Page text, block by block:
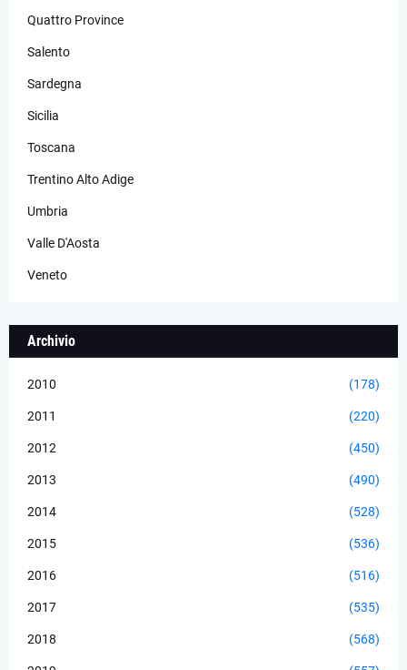
Quattro Province
Salento
Sardegna
Sicilia
Toscana
Trentino Alto Adige
Umbria
Valle D'Aosta
Veneto
Archivio
2010 (178)
2011 (220)
2012 (450)
2013 (490)
2014 (528)
2015 (536)
2016 (516)
2017 (535)
2018 (568)